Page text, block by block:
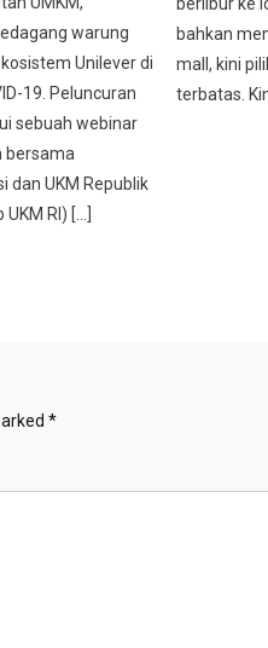
warung
Unilever di
19. Peluncuran
sebuah webinar
bersama
dan UKM Republik
RI) […]
bahkan
mall, kini
terbatas.
*